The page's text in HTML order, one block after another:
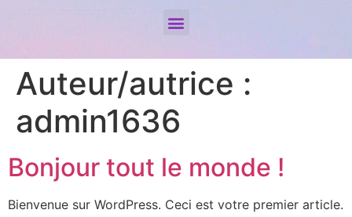
Auteur/autrice :
admin1636
Bonjour tout le monde !
Bienvenue sur WordPress. Ceci est votre premier article.